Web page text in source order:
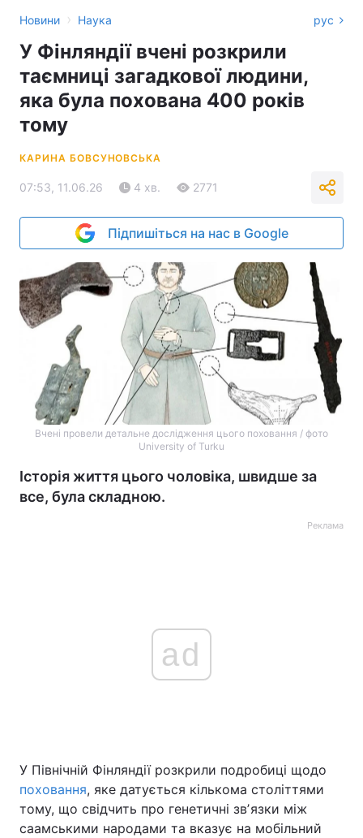
Новини › Наука рус
У Фінляндії вчені розкрили
таємниці загадкової людини,
яка була похована 400 років
тому
КАРИНА БОВСУНОВСЬКА
07:53, 11.06.26 4 хв. 2771
Підпишіться на нас в Google
Вчені провели детальне дослідження цього поховання / фото
University of Turku
Історія життя цього чоловіка, швидше за
все, була складною.
Реклама
ad
У Північній Фінляндії розкрили подробиці щодо
поховання, яке датується кількома століттями
тому, що свідчить про генетичні звʼязки між
саамськими народами та вказує на мобільний